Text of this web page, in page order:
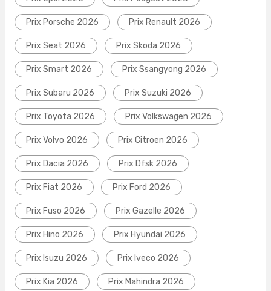
Prix Porsche 2026 Prix Renault 2026
Prix Seat 2026 Prix Skoda 2026
Prix Smart 2026 Prix Ssangyong 2026
Prix Subaru 2026 Prix Suzuki 2026
Prix Toyota 2026 Prix Volkswagen 2026
Prix Volvo 2026 Prix Citroen 2026
Prix Dacia 2026 Prix Dfsk 2026
Prix Fiat 2026 Prix Ford 2026
Prix Fuso 2026 Prix Gazelle 2026
Prix Hino 2026 Prix Hyundai 2026
Prix Isuzu 2026 Prix Iveco 2026
Prix Kia 2026 Prix Mahindra 2026